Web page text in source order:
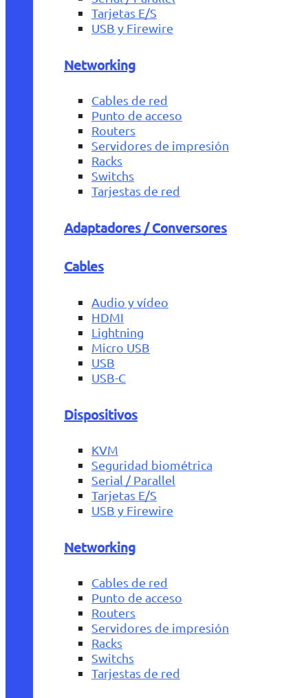
Tarjetas E/S
USB y Firewire
Networking
Cables de red
Punto de acceso
Routers
Servidores de impresión
Racks
Switchs
Tarjestas de red
Adaptadores / Conversores
Cables
Audio y vídeo
HDMI
Lightning
Micro USB
USB
USB-C
Dispositivos
KVM
Seguridad biométrica
Serial / Parallel
Tarjetas E/S
USB y Firewire
Networking
Cables de red
Punto de acceso
Routers
Servidores de impresión
Racks
Switchs
Tarjestas de red